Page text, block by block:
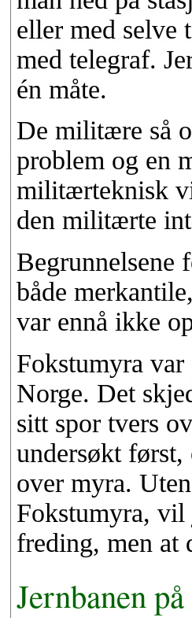
eller med selve
med telegraf.
én måte.
De militære så
problem og en
militærteknisk
den militærte
Begrunnelsene
både
var ennå ikke
Fokstumyra var
Norge. Det
sitt spor tvers
undersøkt
over myra.
Fokstumyra, vil
freding, men at
Jernbanen